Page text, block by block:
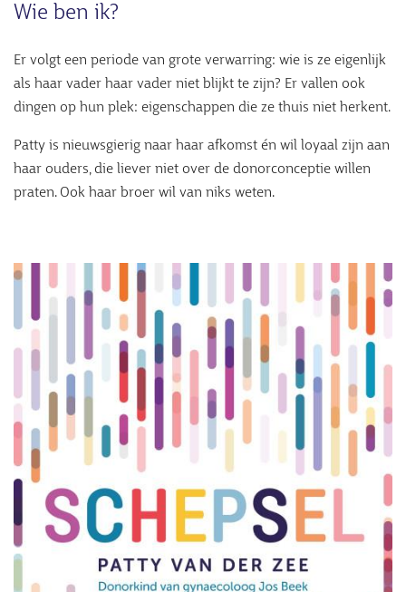
Wie ben ik?
Er volgt een periode van grote verwarring: wie is ze eigenlijk
als haar vader haar vader niet blijkt te zijn? Er vallen ook
dingen op hun plek: eigenschappen die ze thuis niet herkent.
Patty is nieuwsgierig naar haar afkomst én wil loyaal zijn aan
haar ouders, die liever niet over de donorconceptie willen
praten. Ook haar broer wil van niks weten.
Afbeelding